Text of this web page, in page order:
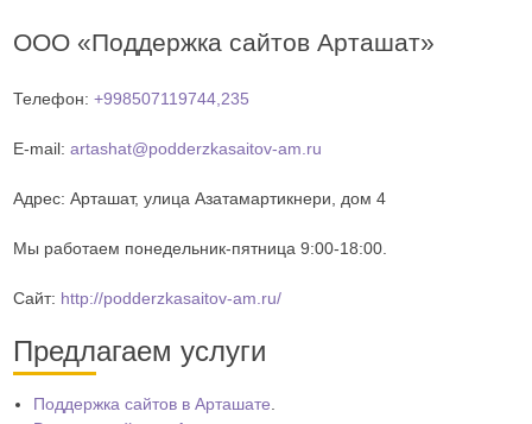
ООО «Поддержка сайтов Арташат»
Телефон: +998507119744,235
E-mail: artashat@podderzkasaitov-am.ru
Адрес: Арташат, улица Азатамартикнери, дом 4
Мы работаем понедельник-пятница 9:00-18:00.
Сайт: http://podderzkasaitov-am.ru/
Предлагаем услуги
Поддержка сайтов в Арташате